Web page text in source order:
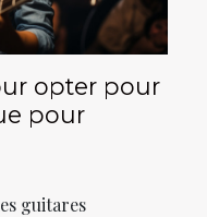
opter pour
pour
guitares